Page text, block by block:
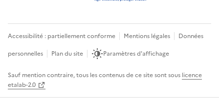
Accessibilité : partiellement conforme Mentions légales
Données
personnelles
Plan du site Paramètres d'affichage
Sauf mention contraire, tous les contenus de ce site sont sous licence
etalab-2.0